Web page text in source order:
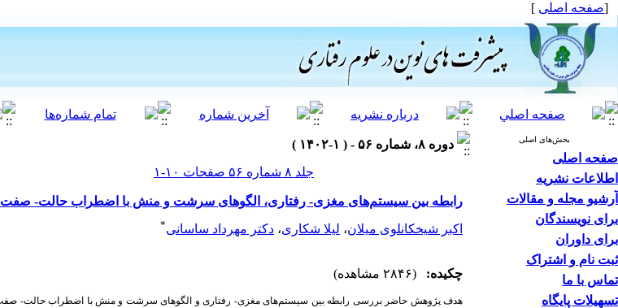
[صفحه اصلی ]
بخش‌های اصلی
صفحه اصلی
اطلاعات نشریه
آرشیو مجله و مقالات
برای نویسندگان
برای داوران
ثبت نام و اشتراک
تماس با ما
تسهیلات پایگاه
دوره ۸، شماره ۵۶ - ( ۱-۱۴۰۲ )
جلد ۸ شماره ۵۶ صفحات ۱۰-۱
رابطه بین سیستم‌های مغزی- رفتاری، الگوهای سرشت و منش با اضطراب حالت- صفت
اکبر شیخکانلوی میلان، لیلا شکاری، دکتر مهرداد ساسانی*
چکیده: (۲۸۴۶ مشاهده)